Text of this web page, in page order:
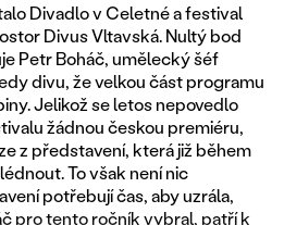
Divadlo v Celetné a festival
Divus Vltavská. Nultý bod
Petr Boháč, umělecký šéf
divu, že velkou část programu
Jelikož se letos nepovedlo
žádnou českou premiéru,
z představení, která již během
To však není nic
potřebují čas, aby uzrála,
pro tento ročník vybral, patří k